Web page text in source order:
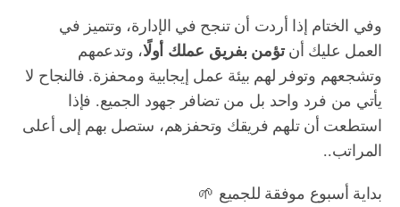
وفي الختام إذا أردت أن تنجح في الإدارة، وتتميز في
العمل عليك أنتؤمن بفريق عملك أولًا، وتدعمهم
وتشجعهم وتوفر لهم بيئة عمل إيجابية ومحفزة. فالنجاح لا
يأتي من فرد واحد بل من تضافر جهود الجميع. فإذا
استطعت أن تلهم فريقك وتحفزهم، ستصل بهم إلى أعلى
المراتب..
بداية أسبوع موفقة للجميع 🌱